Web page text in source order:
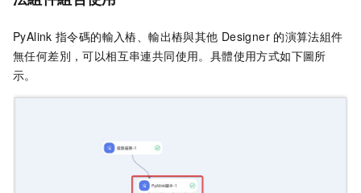
PyAlink 指令碼的輸入樁、輸出樁與其他 Designer 的演算法組件
無任何差別，可以相互串連共同使用。具體使用方式如下圖所
示。